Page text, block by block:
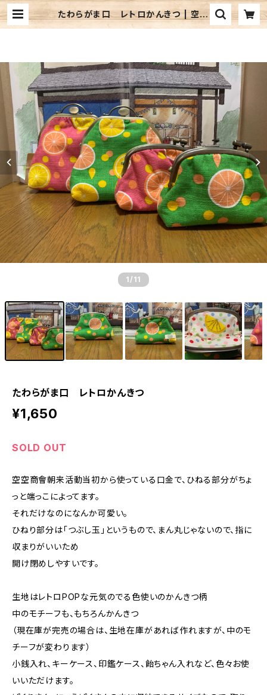
たわらがま口 レトロかんきつ | 空空
商會 朝来
1 /11
たわらがま口 レトロかんきつ
¥1,650
SOLD OUT
空空商會朝来活動当初から使っている口金で、ひねる部分がちょ
っと端っこによってます。
それだけなのになんか可愛い。
ひねり部分は「つぶし玉」というもので、まん丸じゃないので、指に
収まりがいいため
開け閉めしやすいです。
生地はレトロPOPな元気のでる色使いのかんきつ柄
中のモチーフも、もちろんかんきつ
（現在庫が完売の場合は、生地在庫があれば作れますが、中のモ
チーフが変わります）
小銭入れ、キーケース、印鑑ケース、飴ちゃん入れなど、色々お使
いいただけます。